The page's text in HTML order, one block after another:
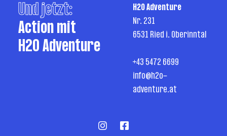
Und jetzt:
Action mit
H2O Adventure
H2O Adventure
Nr. 231
6531 Ried i. Oberinntal
+43 5472 6699
info@h2o-
adventure.at